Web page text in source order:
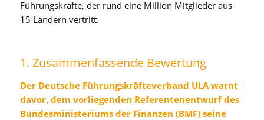
Führungskräfte, der rund eine Million Mitglieder aus
15 Ländern vertritt.
1. Zusammenfassende Bewertung
Der Deutsche Führungskräfteverband ULA warnt
davor, dem vorliegenden Referentenentwurf des
Bundesministeriums der Finanzen (BMF) seine